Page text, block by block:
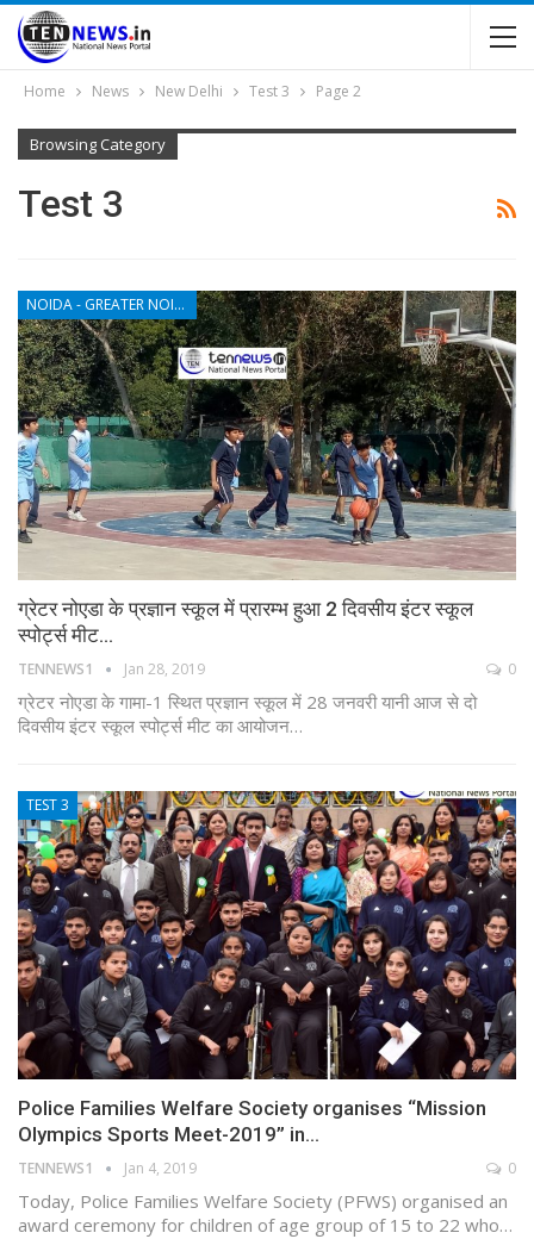
Home News New Delhi Test 3 Page 2
Browsing Category
Test 3
NOIDA - GREATER NOIDA - YAMUNA EXPRESSWAY
ग्रेटर नोएडा के प्रज्ञान स्कूल में प्रारम्भ हुआ 2 दिवसीय इंटर स्कूल
स्पोर्ट्स मीट…
TENNEWS1 Jan 28, 2019 0
ग्रेटर नोएडा के गामा-1 स्थित प्रज्ञान स्कूल में 28 जनवरी यानी आज से दो
दिवसीय इंटर स्कूल स्पोर्ट्स मीट का आयोजन…
TEST 3
Police Families Welfare Society organises “Mission
Olympics Sports Meet-2019” in…
TENNEWS1 Jan 4, 2019 0
Today, Police Families Welfare Society (PFWS) organised an
award ceremony for children of age group of 15 to 22 who…